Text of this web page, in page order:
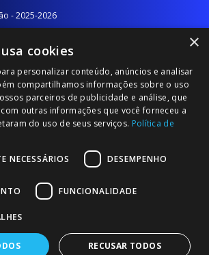
- 2025-2026
- Série B - 2025-2026
Associação Futebol Popular Barcelos
×
cookies
personalizar conteúdo, anúncios e analisar
compartilhamos informações sobre o uso
parceiros de publicidade e análise, que
outras informações que você forneceu a
do uso de seus serviços. Política de
NECESSÁRIOS
DESEMPENHO
FUNCIONALIDADE
RECUSAR TODOS